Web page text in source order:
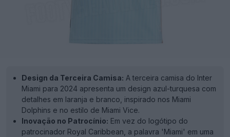
Design da Terceira Camisa: A terceira camisa do Inter
Miami para 2024 apresenta um design azul-turquesa com
detalhes em laranja e branco, inspirado nos Miami
Dolphins e no estilo de Miami Vice.
Inovação no Patrocínio: Em vez do logótipo do
patrocinador Royal Caribbean, a palavra 'Miami' em uma